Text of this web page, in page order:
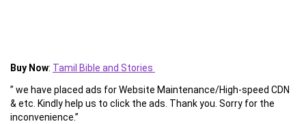
Buy Now: Tamil Bible and Stories
” we have placed ads for Website Maintenance/High-speed CDN
& etc. Kindly help us to click the ads. Thank you. Sorry for the
inconvenience.”